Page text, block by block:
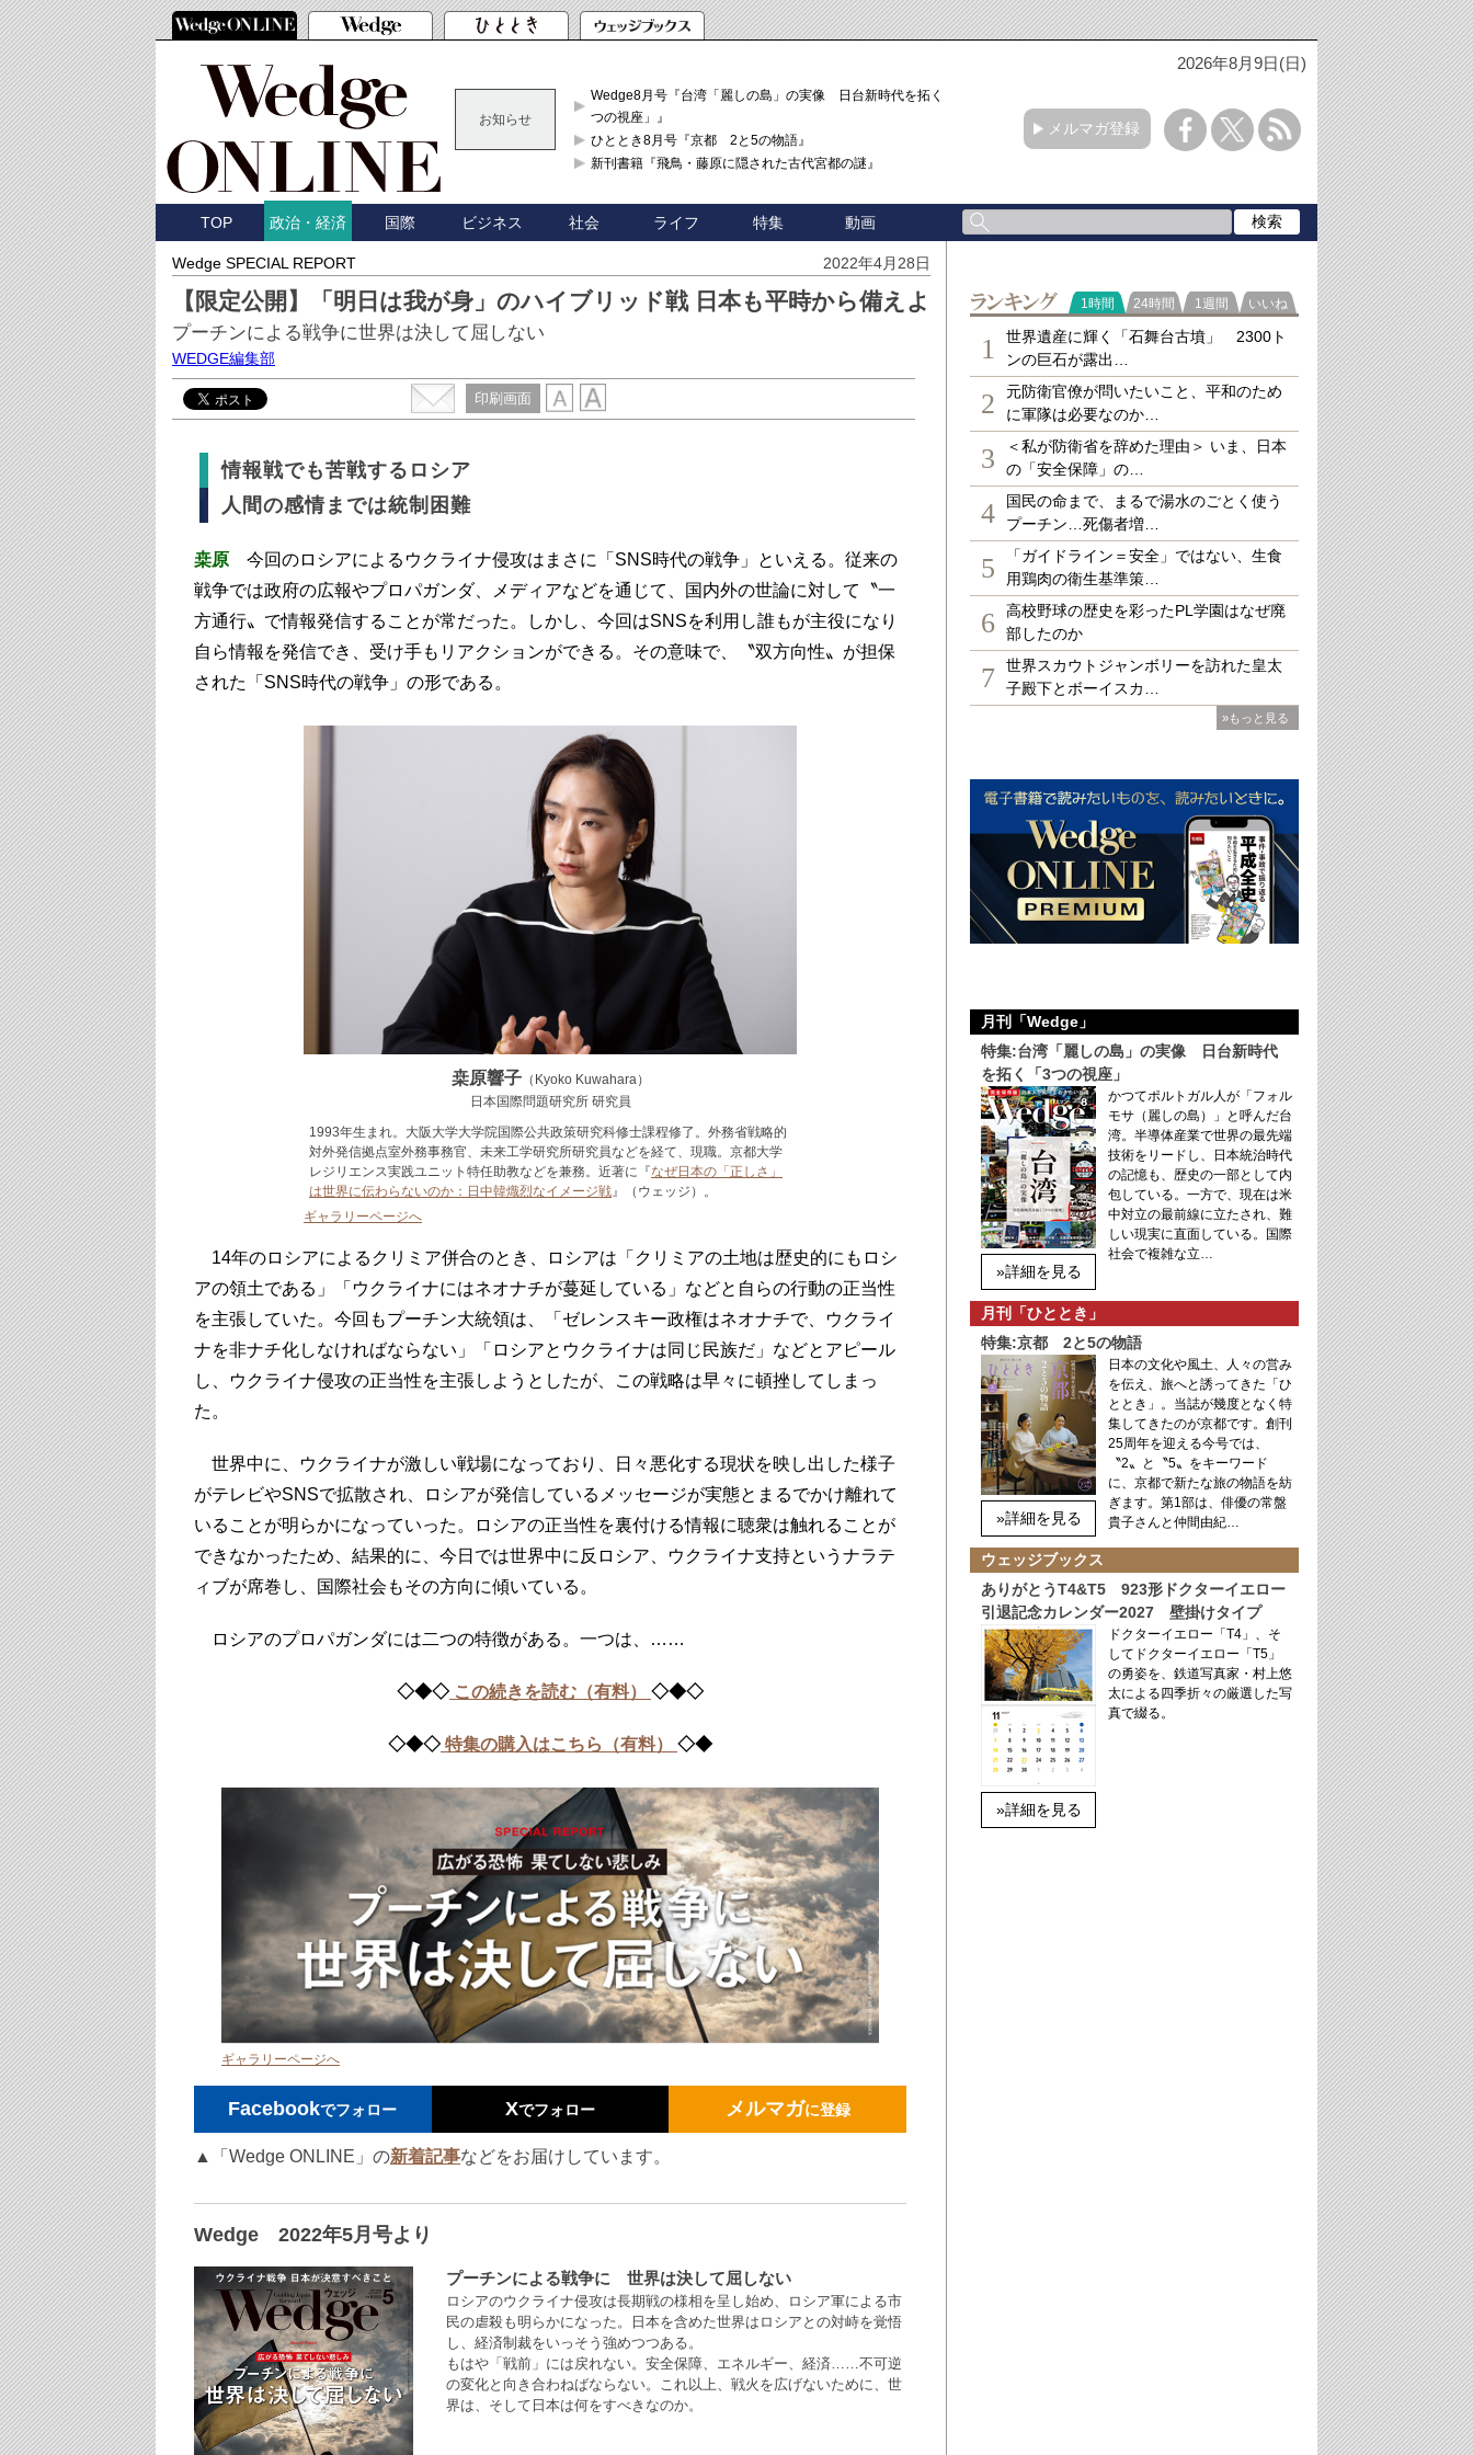
2026年8月9日(日)
お知らせ
Wedge8月号『台湾「麗しの島」の実像 日台新時代を拓く「3
つの視座」』
ひととき8月号『京都 2と5の物語』
新刊書籍『飛鳥・藤原に隠された古代宮都の謎』
メルマガ登録
TOP 政治・経済 国際 ビジネス 社会 ライフ 特集 動画
Wedge SPECIAL REPORT 2022年4月28日
【限定公開】「明日は我が身」のハイブリッド戦 日本も平時から備えよ
プーチンによる戦争に世界は決して屈しない
WEDGE編集部
印刷画面
情報戦でも苦戦するロシア
人間の感情までは統制困難
桒原 今回のロシアによるウクライナ侵攻はまさに「SNS時代の戦争」といえる。従来の
戦争では政府の広報やプロパガンダ、メディアなどを通じて、国内外の世論に対して〝一
方通行〟で情報発信することが常だった。しかし、今回はSNSを利用し誰もが主役になり
自ら情報を発信でき、受け手もリアクションができる。その意味で、〝双方向性〟が担保
された「SNS時代の戦争」の形である。
桒原響子（Kyoko Kuwahara）
日本国際問題研究所 研究員
1993年生まれ。大阪大学大学院国際公共政策研究科修士課程修了。外務省戦略的
対外発信拠点室外務事務官、未来工学研究所研究員などを経て、現職。京都大学
レジリエンス実践ユニット特任助教などを兼務。近著に『なぜ日本の「正しさ」
は世界に伝わらないのか：日中韓熾烈なイメージ戦 』（ウェッジ）。
ギャラリーページへ
14年のロシアによるクリミア併合のとき、ロシアは「クリミアの土地は歴史的にもロシ
アの領土である」「ウクライナにはネオナチが蔓延している」などと自らの行動の正当性
を主張していた。今回もプーチン大統領は、「ゼレンスキー政権はネオナチで、ウクライ
ナを非ナチ化しなければならない」「ロシアとウクライナは同じ民族だ」などとアピール
し、ウクライナ侵攻の正当性を主張しようとしたが、この戦略は早々に頓挫してしまっ
た。
世界中に、ウクライナが激しい戦場になっており、日々悪化する現状を映し出した様子
がテレビやSNSで拡散され、ロシアが発信しているメッセージが実態とまるでかけ離れて
いることが明らかになっていった。ロシアの正当性を裏付ける情報に聴衆は触れることが
できなかったため、結果的に、今日では世界中に反ロシア、ウクライナ支持というナラテ
ィブが席巻し、国際社会もその方向に傾いている。
ロシアのプロパガンダには二つの特徴がある。一つは、……
◇◆◇ この続きを読む（有料） ◇◆◇
◇◆◇ 特集の購入はこちら（有料） ◇◆
ギャラリーページへ
Facebookでフォロー Xでフォロー メルマガに登録
▲「Wedge ONLINE」の新着記事などをお届けしています。
Wedge 2022年5月号より
プーチンによる戦争に 世界は決して屈しない
ロシアのウクライナ侵攻は長期戦の様相を呈し始め、ロシア軍による市
民の虐殺も明らかになった。日本を含めた世界はロシアとの対峙を覚悟
し、経済制裁をいっそう強めつつある。
もはや「戦前」には戻れない。安全保障、エネルギー、経済……不可逆
の変化と向き合わねばならない。これ以上、戦火を広げないために、世
界は、そして日本は何をすべきなのか。
ランキング
1時間 24時間 1週間 いいね
1
世界遺産に輝く「石舞台古墳」 2300ト
ンの巨石が露出…
2
元防衛官僚が問いたいこと、平和のため
に軍隊は必要なのか…
3
＜私が防衛省を辞めた理由＞ いま、日本
の「安全保障」の…
4
国民の命まで、まるで湯水のごとく使う
プーチン…死傷者増…
5
「ガイドライン＝安全」ではない、生食
用鶏肉の衛生基準策…
6
高校野球の歴史を彩ったPL学園はなぜ廃
部したのか
7
世界スカウトジャンボリーを訪れた皇太
子殿下とボーイスカ…
»もっと見る
月刊「Wedge」
特集:台湾「麗しの島」の実像 日台新時代
を拓く「3つの視座」
»詳細を見る
かつてポルトガル人が「フォル
モサ（麗しの島）」と呼んだ台
湾。半導体産業で世界の最先端
技術をリードし、日本統治時代
の記憶も、歴史の一部として内
包している。一方で、現在は米
中対立の最前線に立たされ、難
しい現実に直面している。国際
社会で複雑な立…
月刊「ひととき」
特集:京都 2と5の物語
»詳細を見る
日本の文化や風土、人々の営み
を伝え、旅へと誘ってきた「ひ
ととき」。当誌が幾度となく特
集してきたのが京都です。創刊
25周年を迎える今号では、
〝2〟と〝5〟をキーワード
に、京都で新たな旅の物語を紡
ぎます。第1部は、俳優の常盤
貴子さんと仲間由紀…
ウェッジブックス
ありがとうT4&T5 923形ドクターイエロー
引退記念カレンダー2027 壁掛けタイプ
»詳細を見る
ドクターイエロー「T4」、そ
してドクターイエロー「T5」
の勇姿を、鉄道写真家・村上悠
太による四季折々の厳選した写
真で綴る。